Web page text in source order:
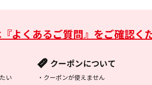
『よくあるご質問』をご確認く
い
クーポンについて
・ クーポンが使えません